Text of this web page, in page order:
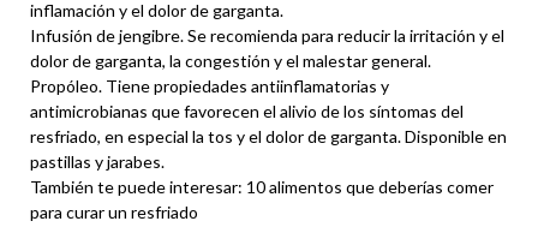
inflamación y el dolor de garganta.
Infusión de jengibre. Se recomienda para reducir la irritación y el
dolor de garganta, la congestión y el malestar general.
Propóleo. Tiene propiedades antiinflamatorias y
antimicrobianas que favorecen el alivio de los síntomas del
resfriado, en especial la tos y el dolor de garganta. Disponible en
pastillas y jarabes.
También te puede interesar: 10 alimentos que deberías comer
para curar un resfriado